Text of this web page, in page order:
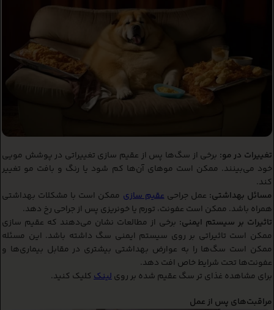
تغییرات در مو: برخی از سگ‌ها پس از عقیم سازی تغییراتی در پوشش مویی
خود می‌بینند. ممکن است موهای آن‌ها کم شود یا رنگ و بافت مو تغییر
کند.
مسائل بهداشتی: عمل جراحیعقیم سازی ممکن است با مشکلات بهداشتی
همراه باشد. ممکن است عفونت، تورم یا خونریزی پس از جراحی رخ دهد.
تاثیرات بر سیستم ایمنی: برخی از مطالعات نشان می‌دهند که عقیم سازی
ممکن است تاثیراتی بر روی سیستم ایمنی سگ داشته باشد. این مسئله
ممکن است سگ‌ها را به عوارض بهداشتی بیشتری در مقابل بیماری‌ها و
عفونت‌ها تحت شرایط خاص افت دهد.
برای مشاهده غذای تر سگ عقیم شده بر رویلینک کلیک کنید.
مراقبت‌های پس از عمل